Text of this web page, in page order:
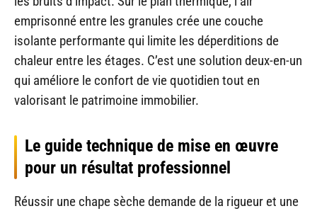
emprisonné entre les granules crée une couche
isolante performante qui limite les déperditions de
chaleur entre les étages. C’est une solution deux-en-un
qui améliore le confort de vie quotidien tout en
valorisant le patrimoine immobilier.
Le guide technique de mise en œuvre
pour un résultat professionnel
Réussir une chape sèche demande de la rigueur et une